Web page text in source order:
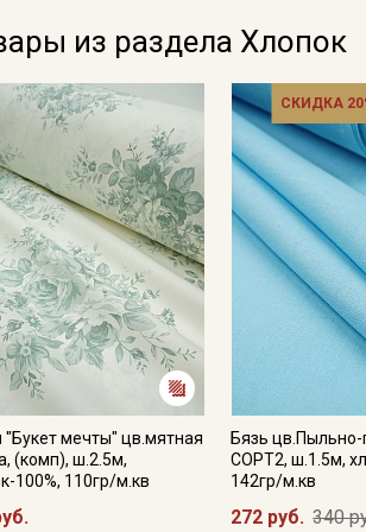
из раздела Хлопок
"Букет мечты" цв.мятная
(комп), ш.2.5м,
100%, 110гр/м.кв
СКИДКА
Бязь цв.Пыльно-
СОРТ2, ш.1.5м,
142гр/м.кв
272 руб. 340